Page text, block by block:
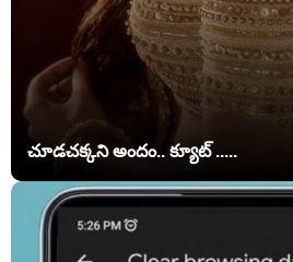
చూడచక్కని అందం.. క్యూట్ .....